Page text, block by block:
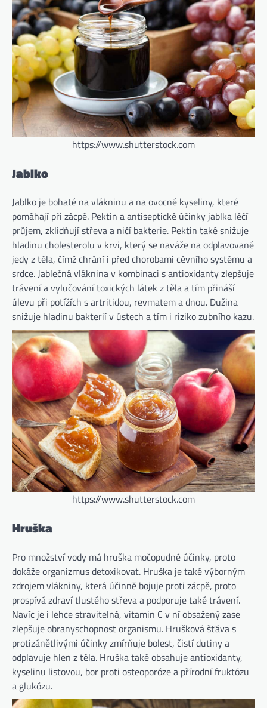
https://www.shutterstock.com
Jablko
Jablko je bohaté na vlákninu a na ovocné kyseliny, které
pomáhají při zácpě. Pektin a antiseptické účinky jablka léčí
průjem, zklidňují střeva a ničí bakterie. Pektin také snižuje
hladinu cholesterolu v krvi, který se naváže na odplavované
jedy z těla, čímž chrání i před chorobami cévního systému a
srdce. Jablečná vláknina v kombinaci s antioxidanty zlepšuje
trávení a vylučování toxických látek z těla a tím přináší
úlevu při potížích s artritidou, revmatem a dnou. Dužina
snižuje hladinu bakterií v ústech a tím i riziko zubního kazu.
https://www.shutterstock.com
Hruška
Pro množství vody má hruška močopudné účinky, proto
dokáže organizmus detoxikovat. Hruška je také výborným
zdrojem vlákniny, která účinně bojuje proti zácpě, proto
prospívá zdraví tlustého střeva a podporuje také trávení.
Navíc je i lehce stravitelná, vitamin C v ní obsažený zase
zlepšuje obranyschopnost organismu. Hrušková šťáva s
protizánětlivými účinky zmírňuje bolest, čistí dutiny a
odplavuje hlen z těla. Hruška také obsahuje antioxidanty,
kyselinu listovou, bor proti osteoporóze a přírodní fruktózu
a glukózu.